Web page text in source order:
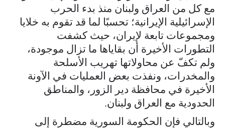
مع كل من العراق ولبنان منذ بدء الحرب
الإسرائيلية الإيرانية؛ تحسبًا لما قد تقوم به خلايا
ومجموعات تابعة لإيران، حيث كشفت
التطورات الأخيرة أن بقاياها ما تزال موجودة،
ولم تكفّ عن محاولاتها تهريب الأسلحة
والمخدرات، ونفذت بعض العمليات في الآونة
الأخيرة في محافظة دير الزور، والمناطق
الحدودية مع العراق ولبنان.
وبالتالي فإن الحكومة السورية مضطرة إلى